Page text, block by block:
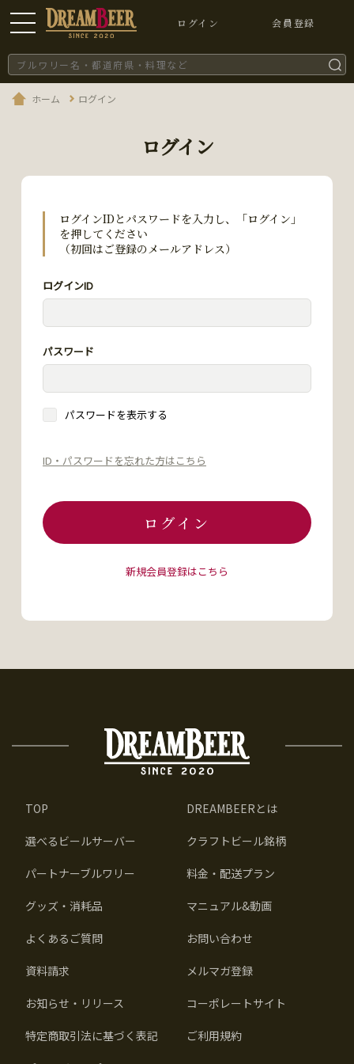
ログイン 会員登録
ホーム ログイン
ログイン
ログインIDとパスワードを入力し、「ログイン」
を押してください
（初回はご登録のメールアドレス）
ログインID
パスワード
パスワードを表示する
ID・パスワードを忘れた方はこちら
ログイン
新規会員登録はこちら
TOP DREAMBEERとは
選べるビールサーバー クラフトビール銘柄
パートナーブルワリー 料金・配送プラン
グッズ・消耗品 マニュアル&動画
よくあるご質問 お問い合わせ
資料請求 メルマガ登録
お知らせ・リリース コーポレートサイト
特定商取引法に基づく表記 ご利用規約